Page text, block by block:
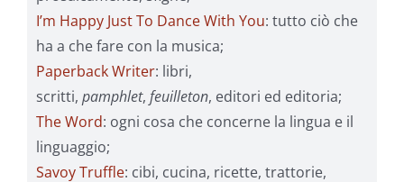
I’m Happy Just To Dance With You: tutto ciò che
ha a che fare con la musica;
Paperback Writer: libri,
scritti, pamphlet, feuilleton, editori ed editoria;
The Word: ogni cosa che concerne la lingua e il
linguaggio;
Savoy Truffle: cibi, cucina, ricette, trattorie,